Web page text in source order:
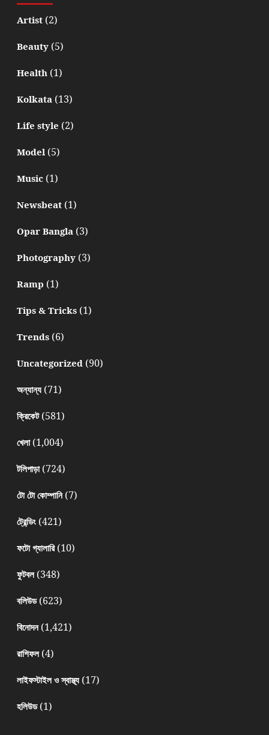
Artist(2)
Beauty(5)
Health(1)
Kolkata(13)
Life style (2)
Model(5)
Music(1)
Newsbeat(1)
Opar Bangla(3)
Photography(3)
Ramp (1)
Tips & Tricks(1)
Trends(6)
Uncategorized(90)
অন্যান্য(71)
ক্রিকেট(581)
খেলা(1,004)
টলিপাড়া(724)
টো টো কোম্পানি(7)
ট্রেন্ডিং(421)
ফটো গ্যালারি(10)
ফুটবল(348)
বলিউড(623)
বিনোদন(1,421)
রাশিফল(4)
লাইফস্টাইল ও স্বাস্থ্য(17)
হলিউড(1)